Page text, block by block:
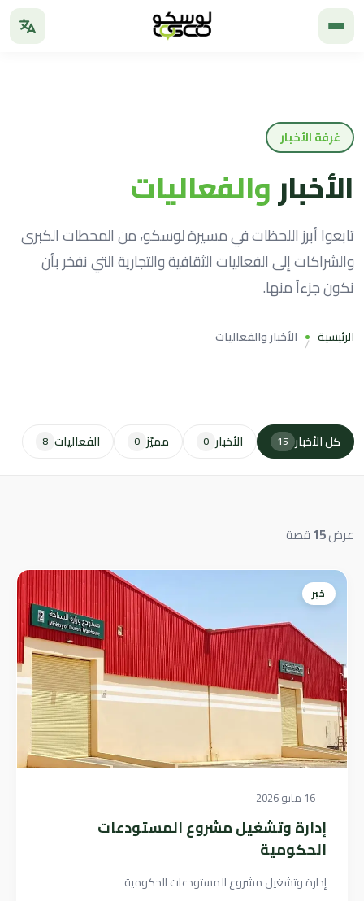
غرفة الأخبار
الأخباروالفعاليات
تابعوا أبرز اللحظات في مسيرة لوسكو، من المحطات الكبرى
والشراكات إلى الفعاليات الثقافية والتجارية التي نفخر بأن
نكون جزءاً منها.
الرئيسية الأخبار والفعاليات
كل الأخبار 15 الأخبار 0 مميّز 0 الفعاليات 8
عرض15قصة
خبر
16 مايو 2026
إدارة وتشغيل مشروع المستودعات
الحكومية
إدارة وتشغيل مشروع المستودعات الحكومية